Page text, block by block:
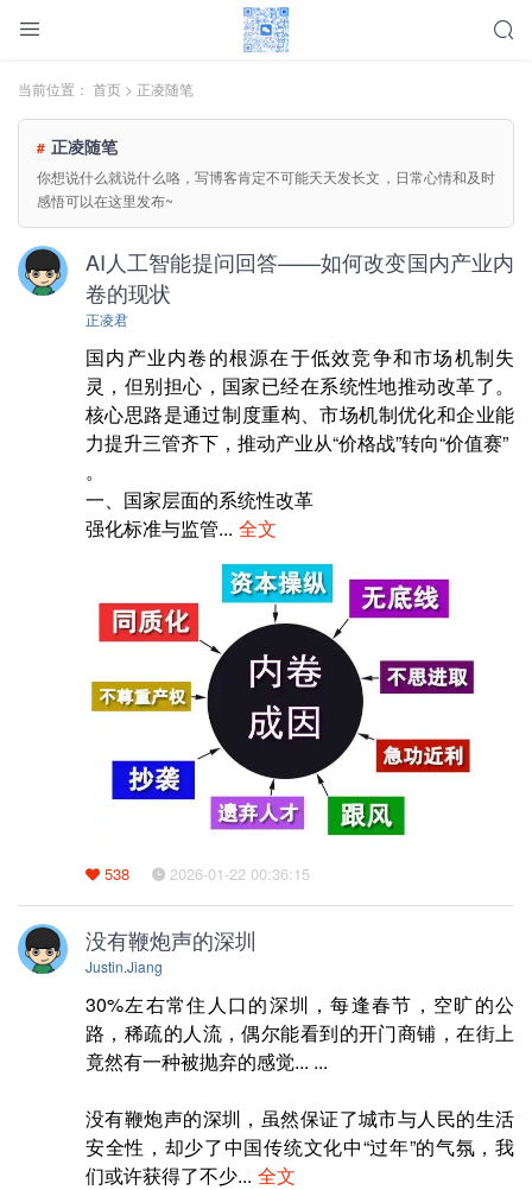
当前位置： 首页 > 正凌随笔
# 正凌随笔
你想说什么就说什么咯，写博客肯定不可能天天发长文，日常心情和及时
感悟可以在这里发布~
AI人工智能提问回答——如何改变国内产业内
卷的现状
正凌君
国内产业内卷的根源在于低效竞争和市场机制失
灵，但别担心，国家已经在系统性地推动改革了。
核心思路是通过‌制度重构、市场机制优化和企业能
力提升‌三管齐下，推动产业从“价格战”转向“价值赛”‌
。
一、国家层面的系统性改革
强化标准与监管‌... 全文
538 2026-01-22 00:36:15
没有鞭炮声的深圳
Justin.Jiang
30%左右常住人口的深圳，每逢春节，空旷的公
路，稀疏的人流，偶尔能看到的开门商铺，在街上
竟然有一种被抛弃的感觉... ...
没有鞭炮声的深圳，虽然保证了城市与人民的生活
安全性，却少了中国传统文化中“过年”的气氛，我
们或许获得了不少... 全文